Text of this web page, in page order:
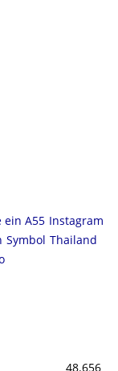
ein A55 Instagram
Symbol Thailand
48.656